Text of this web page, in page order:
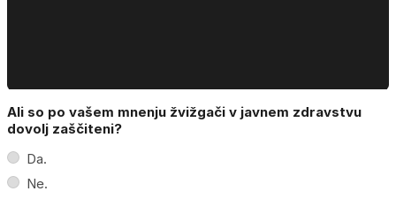
Ali so po vašem mnenju žvižgači v javnem zdravstvu
dovolj zaščiteni?
Da.
Ne.